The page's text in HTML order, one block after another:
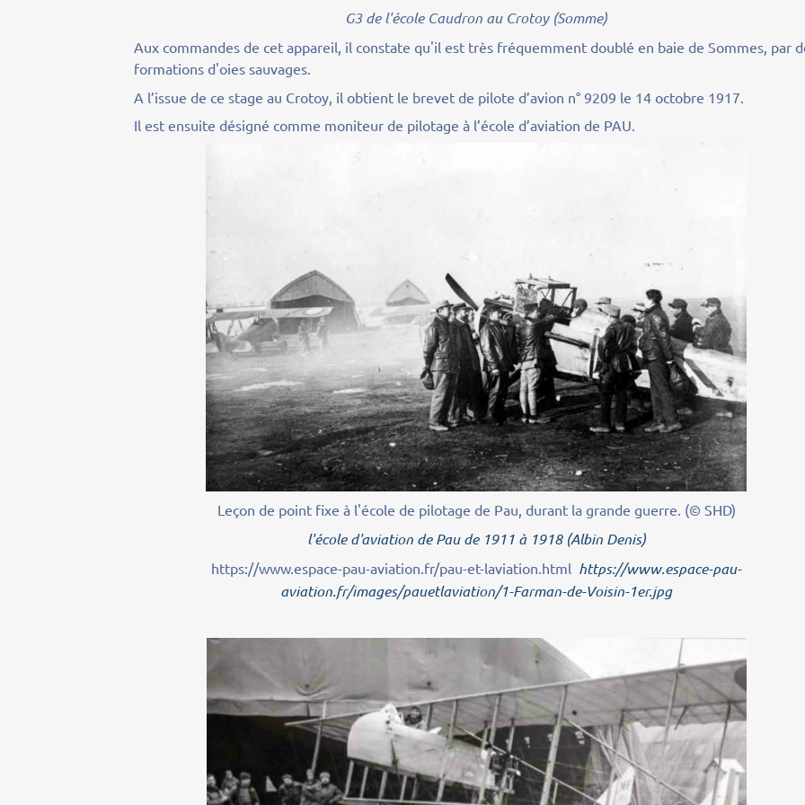
G3 de l'école Caudron au Crotoy (Somme)
Aux commandes de cet appareil, il constate qu'il est très fréquemment doublé en baie de Sommes, par
formations d'oies sauvages.
A l’issue de ce stage au Crotoy, il obtient le brevet de pilote d’avion n° 9209 le 14 octobre 1917.
Il est ensuite désigné comme moniteur de pilotage à l’école d’aviation de PAU.
Leçon de point fixe à l'école de pilotage de Pau, durant la grande guerre. (© SHD)
l'école d'aviation de Pau de 1911 à 1918 (Albin Denis)
https://www.espace-pau-aviation.fr/pau-et-laviation.html https://www.espace-pau-
aviation.fr/images/pauetlaviation/1-Farman-de-Voisin-1er.jpg